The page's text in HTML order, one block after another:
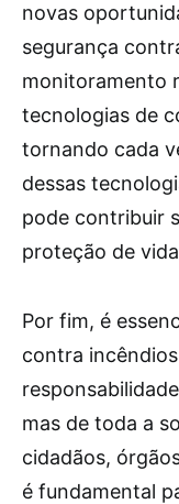
novas
segurança
monitoramento
tecnologias de
tornando cada
dessas
pode contribuir
proteção de
Por fim, é
contra
mas de toda a
cidadãos,
é fundamental